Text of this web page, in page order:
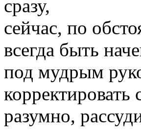
сразу,
сейчас, по
всегда быть
под мудрым
разумно,